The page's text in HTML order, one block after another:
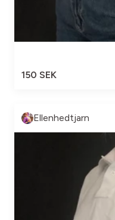
150 SEK
Ellenhedtjarn